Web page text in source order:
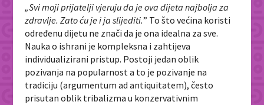
„Svi moji prijatelji vjeruju da je ova dijeta najbolja za
zdravlje. Zato ću je i ja slijediti.” To što većina koristi
određenu dijetu ne znači da je ona idealna za sve.
Nauka o ishrani je kompleksna i zahtijeva
individualizirani pristup. Postoji jedan oblik
pozivanja na popularnost a to je pozivanje na
tradiciju (argumentum ad antiquitatem), često
prisutan oblik tribalizma u konzervativnim